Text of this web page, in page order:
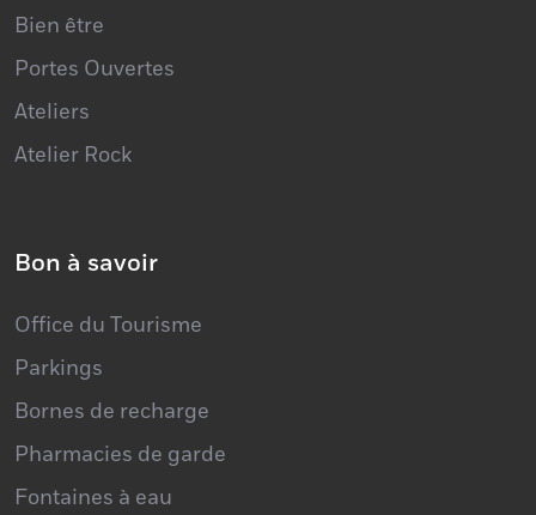
Bien être
Portes Ouvertes
Ateliers
Atelier Rock
Bon à savoir
Office du Tourisme
Parkings
Bornes de recharge
Pharmacies de garde
Fontaines à eau